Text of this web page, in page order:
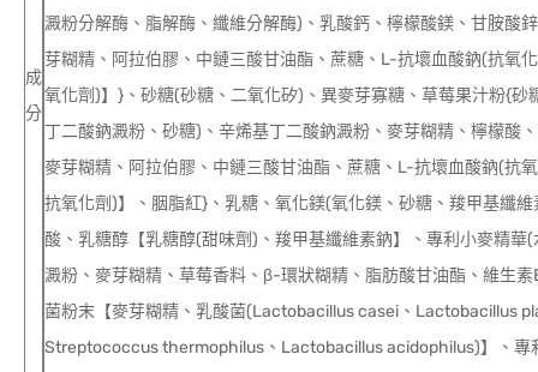
成
分
澱粉分解酶、脂解酶、纖維分解酶)、乳酸鈣、檸檬酸鎂、甘胺酸
芽糊精、阿拉伯膠、中鏈三酸甘油酯、蔗糖、L-抗壞血酸鈉(抗氧
氧化劑)】}、砂糖(砂糖、二氧化矽)、異麥芽寡糖、草莓果汁粉{
丁二酸鈉澱粉、砂糖)、辛烯基丁二酸鈉澱粉、麥芽糊精、檸檬酸
麥芽糊精、阿拉伯膠、中鏈三酸甘油酯、蔗糖、L-抗壞血酸鈉(抗
抗氧化劑)】、胭脂紅}、乳糖、氧化鎂(氧化鎂、砂糖、羧甲基纖
酸、乳糖醇【乳糖醇(甜味劑)、羧甲基纖維素鈉】、專利小麥精
澱粉、麥芽糊精、草莓香料、β-環狀糊精、脂肪酸甘油酯、維生
菌粉末【麥芽糊精、乳酸菌(Lactobacillus casei、Lactobacillus
Streptococcus thermophilus、Lactobacillus acidophilus)】、專